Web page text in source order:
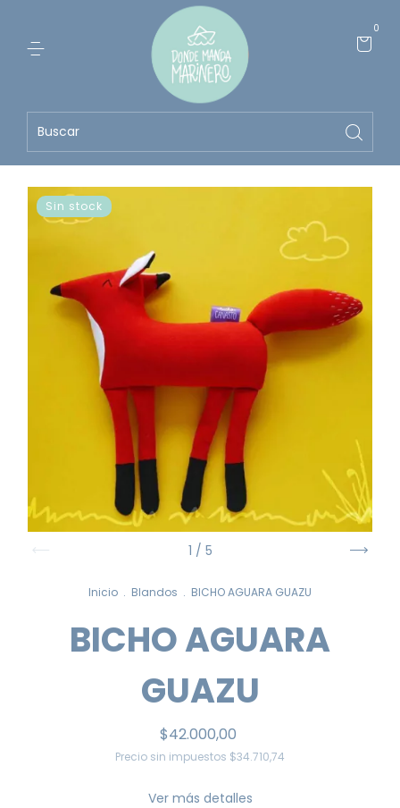
0
Sin stock
1 / 5
Inicio . Blandos . BICHO AGUARA GUAZU
BICHO AGUARA
GUAZU
$42.000,00
Precio sin impuestos $34.710,74
Ver más detalles